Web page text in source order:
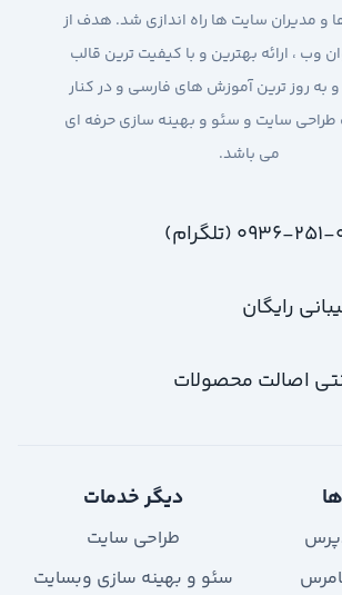
و مدیران سایت ها راه اندازی شد. هدف از
وب ، ارائه بهترین و با کیفیت ترین قالب
و به روز ترین آموزش های فارسی و در کنار
طراحی سایت و سئو و بهینه سازی حرفه ای
می باشد.
۰۱۶۴ (تلگرام)
رایگان
اصالت محصولات
دیگر خدمات
طراحی سایت
سئو و بهینه سازی وبسایت